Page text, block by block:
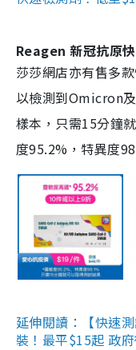
Reagen 新冠抗原
莎莎網店亦有售多
以檢測到Omicron
樣本，只需15分鐘
度95.2%，特異度
延伸閱讀：【快速
裝！最平$15起 政